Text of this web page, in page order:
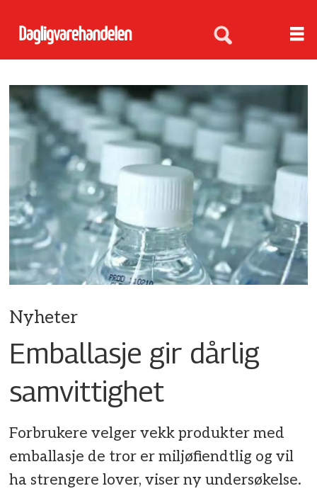
Nyheter
Emballasje gir dårlig
samvittighet
Forbrukere velger vekk produkter med
emballasje de tror er miljøfiendtlig og vil
ha strengere lover, viser ny undersøkelse.